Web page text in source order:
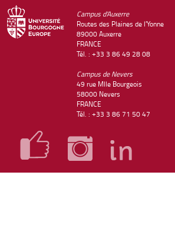
Campus d'Auxerre
Routes des Plaines de l'Yonne
89000 Auxerre
FRANCE
Tél. : +33 3 86 49 28 08
Campus de Nevers
49 rue Mlle Bourgeois
58000 Nevers
FRANCE
Tél. : +33 3 86 71 50 47